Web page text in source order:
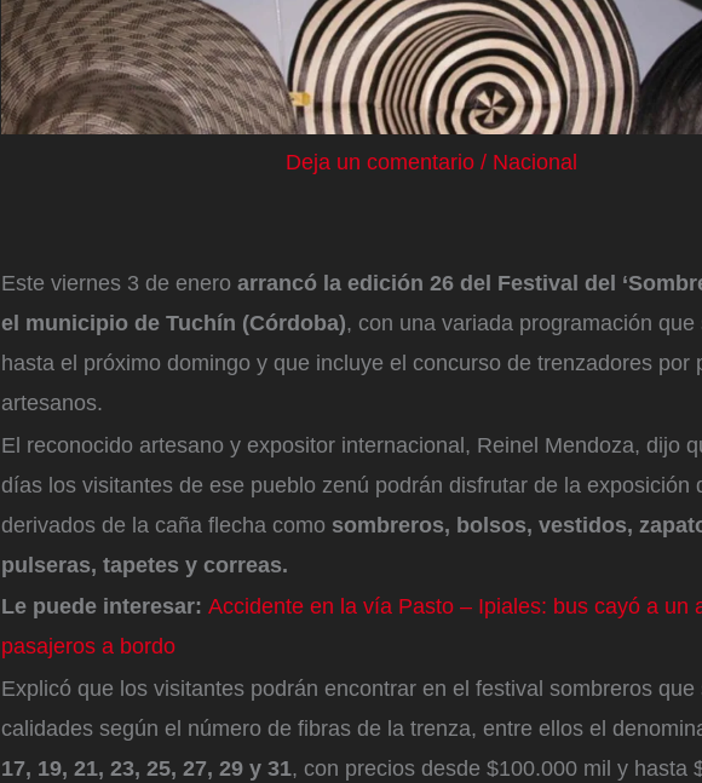
Deja un comentario / Nacional
Este viernes 3 de enero arrancó la edición 26 del Festival del
el municipio de Tuchín (Córdoba), con una variada programación que
hasta el próximo domingo y que incluye el concurso de trenzadores por
artesanos.
El reconocido artesano y expositor internacional, Reinel Mendoza, dijo
días los visitantes de ese pueblo zenú podrán disfrutar de la exposición
derivados de la caña flecha como sombreros, bolsos, vestidos,
pulseras, tapetes y correas.
Le puede interesar: Accidente en la vía Pasto – Ipiales: bus cayó a un
pasajeros a bordo
Explicó que los visitantes podrán encontrar en el festival sombreros que
calidades según el número de fibras de la trenza, entre ellos el
17, 19, 21, 23, 25, 27, 29 y 31, con precios desde $100.000 mil y hasta